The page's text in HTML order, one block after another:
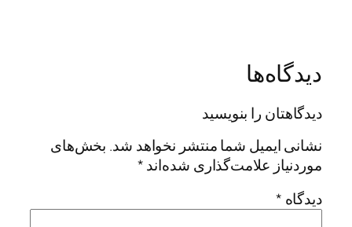
دیدگاه‌ها
دیدگاهتان را بنویسید
نشانی ایمیل شما منتشر نخواهد شد. بخش‌های
موردنیاز علامت‌گذاری شده‌اند*
دیدگاه *